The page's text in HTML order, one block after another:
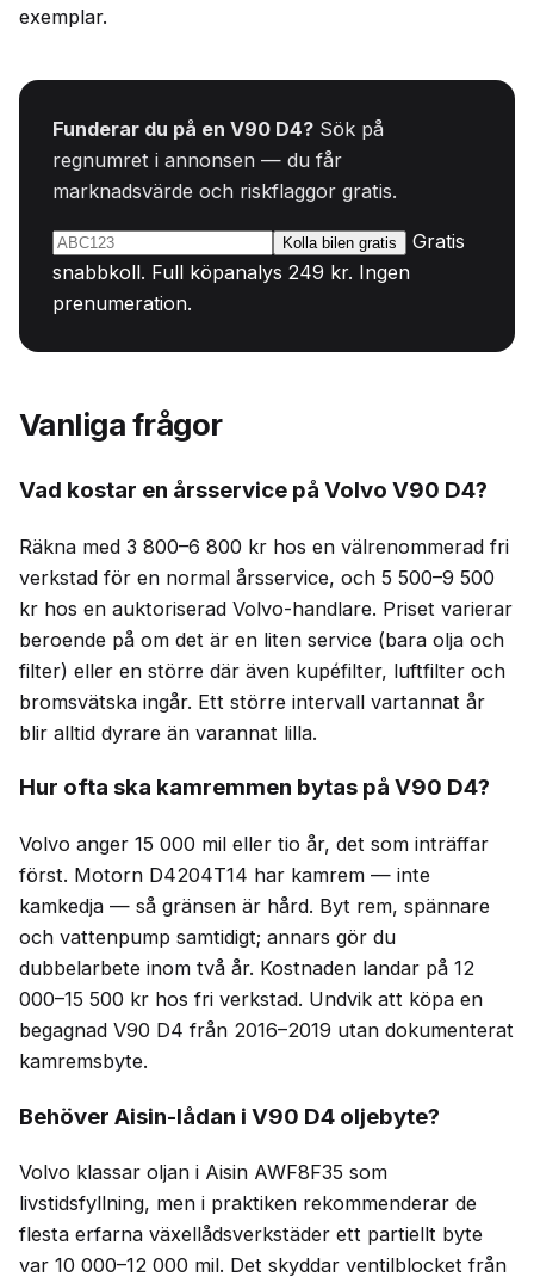
exemplar.
Funderar du på en V90 D4? Sök på
regnumret i annonsen — du får
marknadsvärde och riskflaggor gratis.
Kolla bilen gratis
Gratis
snabbkoll. Full köpanalys 249 kr. Ingen
prenumeration.
Vanliga frågor
Vad kostar en årsservice på Volvo V90 D4?
Räkna med 3 800–6 800 kr hos en välrenommerad fri
verkstad för en normal årsservice, och 5 500–9 500
kr hos en auktoriserad Volvo-handlare. Priset varierar
beroende på om det är en liten service (bara olja och
filter) eller en större där även kupéfilter, luftfilter och
bromsvätska ingår. Ett större intervall vartannat år
blir alltid dyrare än varannat lilla.
Hur ofta ska kamremmen bytas på V90 D4?
Volvo anger 15 000 mil eller tio år, det som inträffar
först. Motorn D4204T14 har kamrem — inte
kamkedja — så gränsen är hård. Byt rem, spännare
och vattenpump samtidigt; annars gör du
dubbelarbete inom två år. Kostnaden landar på 12
000–15 500 kr hos fri verkstad. Undvik att köpa en
begagnad V90 D4 från 2016–2019 utan dokumenterat
kamremsbyte.
Behöver Aisin-lådan i V90 D4 oljebyte?
Volvo klassar oljan i Aisin AWF8F35 som
livstidsfyllning, men i praktiken rekommenderar de
flesta erfarna växellådsverkstäder ett partiellt byte
var 10 000–12 000 mil. Det skyddar ventilblocket från